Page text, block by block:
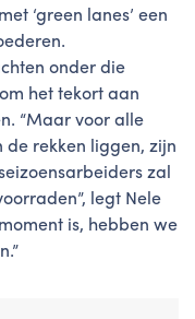
‘green lanes’ een
onder die
het tekort aan
“Maar voor alle
rekken liggen, zijn
zal
legt Nele
is, hebben we